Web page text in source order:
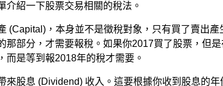
介紹一下股票交易相關的稅法。
(Capital)，本身並不是徵稅對象，只有買了賣出
那部分，才需要報稅。如果你2017買了股票，但
而是等到報2018年的稅才需要。
來股息 (Dividend) 收入。這要根據你收到股息的年